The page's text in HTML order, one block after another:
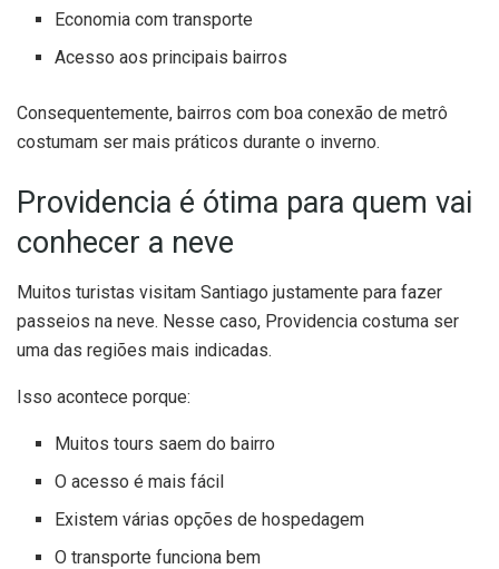
Economia com transporte
Acesso aos principais bairros
Consequentemente, bairros com boa conexão de metrô
costumam ser mais práticos durante o inverno.
Providencia é ótima para quem vai
conhecer a neve
Muitos turistas visitam Santiago justamente para fazer
passeios na neve. Nesse caso, Providencia costuma ser
uma das regiões mais indicadas.
Isso acontece porque:
Muitos tours saem do bairro
O acesso é mais fácil
Existem várias opções de hospedagem
O transporte funciona bem